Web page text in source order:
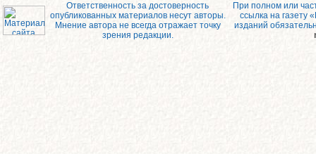
Ответственность за достоверность
опубликованных материалов несут авторы.
Мнение автора не всегда отражает точку
зрения редакции.
При полном или
ссылка на газету
изданий